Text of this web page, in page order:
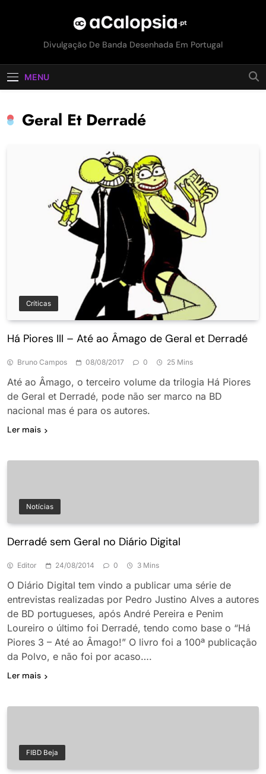
acalopsia
Divulgação De Banda Desenhada Em Portugal
MENU
Geral Et Derradé
Críticas
Há Piores III – Até ao Âmago de Geral et Derradé
Bruno Campos 08/08/2017 0 25 Mins
Até ao Âmago, o terceiro volume da trilogia Há Piores
de Geral et Derradé, pode não ser marco na BD
nacional mas é para os autores.
Ler mais
Notícias
Derradé sem Geral no Diário Digital
Editor 24/08/2014 0 3 Mins
O Diário Digital tem vindo a publicar uma série de
entrevistas realizadas por Pedro Justino Alves a autores
de BD portugueses, após André Pereira e Penim
Loureiro o último foi Derradé, tendo como base o “Há
Piores 3 – Até ao Âmago!” O livro foi a 100ª publicação
da Polvo, e não foi por acaso….
Ler mais
FIBD Beja